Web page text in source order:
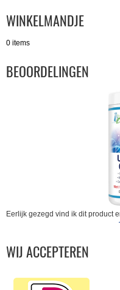
WINKELMANDJE
0 items
BEOORDELINGEN
Eerlijk gezegd vind ik dit product
WIJ ACCEPTEREN